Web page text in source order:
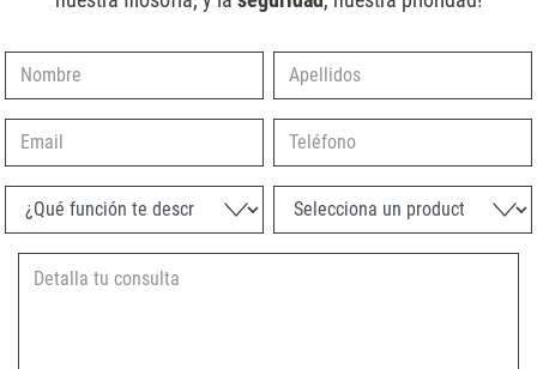
Nombre Apellidos
Email Teléfono
¿Qué función te describe mejor? Selecciona un producto